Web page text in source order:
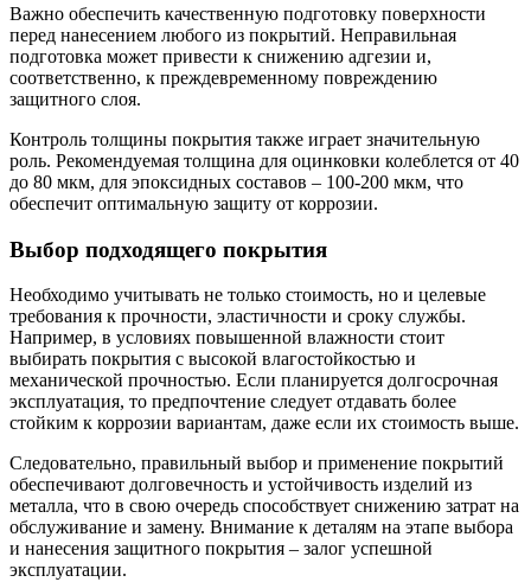
Важно обеспечить качественную подготовку поверхности
перед нанесением любого из покрытий. Неправильная
подготовка может привести к снижению адгезии и,
соответственно, к преждевременному повреждению
защитного слоя.
Контроль толщины покрытия также играет значительную
роль. Рекомендуемая толщина для оцинковки колеблется от 40
до 80 мкм, для эпоксидных составов – 100-200 мкм, что
обеспечит оптимальную защиту от коррозии.
Выбор подходящего покрытия
Необходимо учитывать не только стоимость, но и целевые
требования к прочности, эластичности и сроку службы.
Например, в условиях повышенной влажности стоит
выбирать покрытия с высокой влагостойкостью и
механической прочностью. Если планируется долгосрочная
эксплуатация, то предпочтение следует отдавать более
стойким к коррозии вариантам, даже если их стоимость выше.
Следовательно, правильный выбор и применение покрытий
обеспечивают долговечность и устойчивость изделий из
металла, что в свою очередь способствует снижению затрат на
обслуживание и замену. Внимание к деталям на этапе выбора
и нанесения защитного покрытия – залог успешной
эксплуатации.